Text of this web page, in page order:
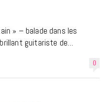
» – balade dans les
guitariste de…
0